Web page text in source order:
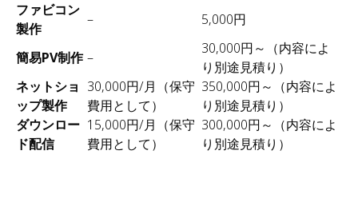
ファビコン
製作
– 5,000円
簡易PV制作 –
30,000円～（内容によ
り別途見積り）
ネットショ
ップ製作
30,000円/月（保守
費用として）
350,000円～（内容によ
り別途見積り）
ダウンロー
ド配信
15,000円/月（保守
費用として）
300,000円～（内容によ
り別途見積り）